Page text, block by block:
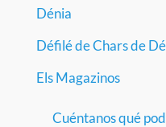
Dénia
Défilé de Chars de
Els Magazinos
Cuéntanos qué